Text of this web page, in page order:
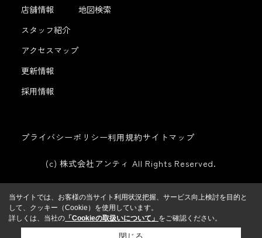
店舗情報
スタッフ紹介
アクセスマップ
更新情報
採用情報
地図検索
プライバシーポリシー利用規約サイトマップ
(c) 株式会社アンティ All Rights Reserved.
当サイトでは、お客様の当サイト利用状況把握、サービス向上検討を目的と
して、クッキー（Cookie）を使用しています。
詳しくは、当社の 「Cookieの取扱いについて」 をご確認ください。